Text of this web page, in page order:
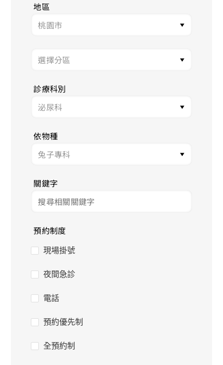
地區
診療科別
依物種
關鍵字
預約制度
現場掛號
夜間急診
電話
預約優先制
全預約制